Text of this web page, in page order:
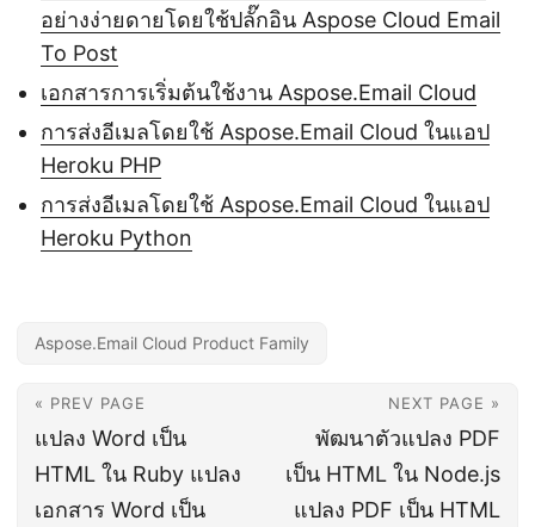
อย่างง่ายดายโดยใช้ปลั๊กอิน Aspose Cloud Email
To Post
เอกสารการเริ่มต้นใช้งาน Aspose.Email Cloud
การส่งอีเมลโดยใช้ Aspose.Email Cloud ในแอป
Heroku PHP
การส่งอีเมลโดยใช้ Aspose.Email Cloud ในแอป
Heroku Python
Aspose.Email Cloud Product Family
« PREV PAGE
แปลง Word เป็น
HTML ใน Ruby แปลง
เอกสาร Word เป็น
NEXT PAGE »
พัฒนาตัวแปลง PDF
เป็น HTML ใน Node.js
แปลง PDF เป็น HTML